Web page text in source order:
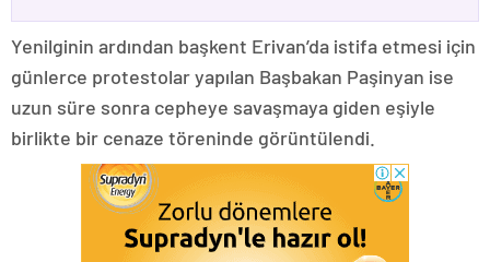
Yenilginin ardından başkent Erivan’da istifa etmesi için
günlerce protestolar yapılan Başbakan Paşinyan ise
uzun süre sonra cepheye savaşmaya giden eşiyle
birlikte bir cenaze töreninde görüntülendi.